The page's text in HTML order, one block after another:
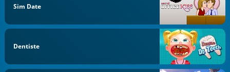
Sim Date
Dentiste